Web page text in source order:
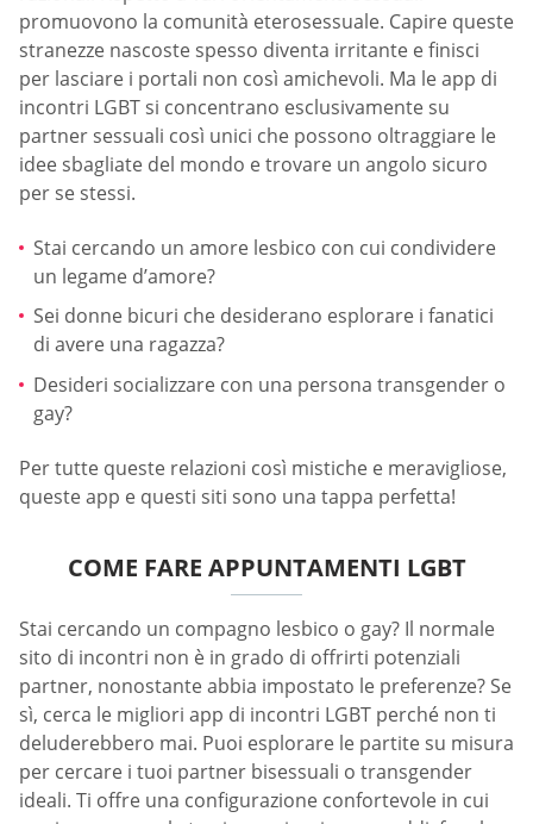
promuovono la comunità eterosessuale. Capire queste
stranezze nascoste spesso diventa irritante e finisci
per lasciare i portali non così amichevoli. Ma le app di
incontri LGBT si concentrano esclusivamente su
partner sessuali così unici che possono oltraggiare le
idee sbagliate del mondo e trovare un angolo sicuro
per se stessi.
Stai cercando un amore lesbico con cui condividere
un legame d’amore?
Sei donne bicuri che desiderano esplorare i fanatici
di avere una ragazza?
Desideri socializzare con una persona transgender o
gay?
Per tutte queste relazioni così mistiche e meravigliose,
queste app e questi siti sono una tappa perfetta!
COME FARE APPUNTAMENTI LGBT
Stai cercando un compagno lesbico o gay? Il normale
sito di incontri non è in grado di offrirti potenziali
partner, nonostante abbia impostato le preferenze? Se
sì, cerca le migliori app di incontri LGBT perché non ti
deluderebbero mai. Puoi esplorare le partite su misura
per cercare i tuoi partner bisessuali o transgender
ideali. Ti offre una configurazione confortevole in cui